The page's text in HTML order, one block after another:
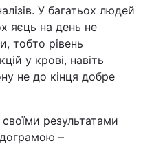
У багатьох людей
яєць на день не
тобто рівень
у крові, навіть
не до кінця добре
результатами
–